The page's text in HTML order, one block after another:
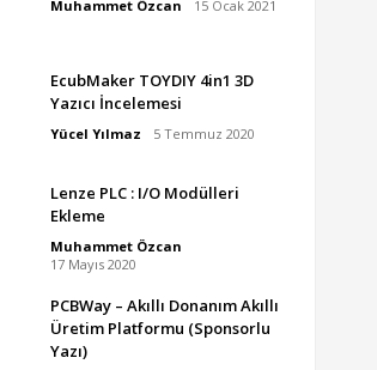
Muhammet Özcan 15 Ocak 2021
EcubMaker TOYDIY 4in1 3D
Yazıcı İncelemesi
Yücel Yılmaz 5 Temmuz 2020
Lenze PLC : I/O Modülleri
Ekleme
Muhammet Özcan
17 Mayıs 2020
PCBWay – Akıllı Donanım Akıllı
Üretim Platformu (Sponsorlu
Yazı)